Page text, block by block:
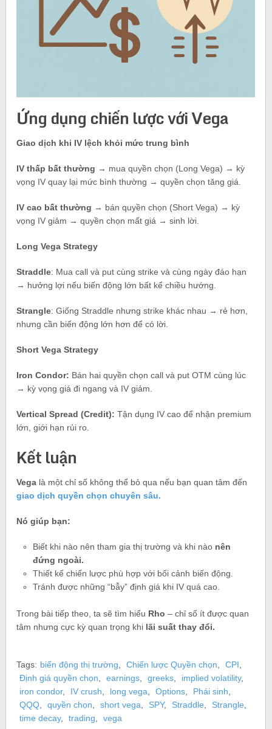
Ứng dụng chiến lược với Vega
Giao dịch khi IV lệch khỏi mức trung bình
IV thấp bất thường → mua quyền chọn (Long Vega) → kỳ
vọng IV quay lại mức bình thường → quyền chọn tăng giá.
IV cao bất thường → bán quyền chọn (Short Vega) → kỳ
vọng IV giảm → quyền chọn mất giá → sinh lời.
Long Vega Strategy
Straddle: Mua call và put cùng strike và cùng ngày đáo hạn
→ hưởng lợi nếu biến động lớn bất kể chiều hướng.
Strangle: Giống Straddle nhưng strike khác nhau → rẻ hơn,
nhưng cần biến động lớn hơn để có lời.
Short Vega Strategy
Iron Condor: Bán hai quyền chọn call và put OTM cùng lúc
→ kỳ vọng giá đi ngang và IV giảm.
Vertical Spread (Credit): Tận dụng IV cao để nhận premium
lớn, giới hạn rủi ro.
Kết luận
Vega là một chỉ số không thể bỏ qua nếu bạn quan tâm đến
giao dịch quyền chọn chuyên sâu.
Nó giúp bạn:
Biết khi nào nên tham gia thị trường và khi nào nên
đứng ngoài.
Thiết kế chiến lược phù hợp với bối cảnh biến động.
Tránh được những “bẫy” định giá khi IV quá cao.
Trong bài tiếp theo, ta sẽ tìm hiểu Rho– chỉ số ít được quan
tâm nhưng cực kỳ quan trọng khi lãi suất thay đổi.
Tags: biến động thị trường Chiến lược Quyền chọn CPI
Định giá quyền chọn
earnings greeks implied volatility,
iron condor, IV crush long vega Options Phái sinh
QQQ
quyền chọn short vega SPY, Straddle Strangle
time decay, trading vega